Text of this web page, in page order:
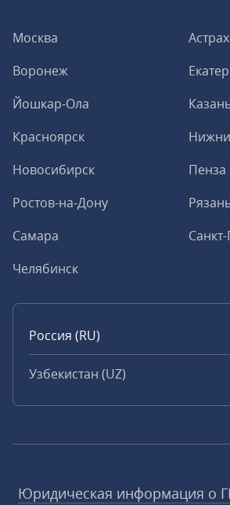
Москва
Воронеж
Йошкар-Ола
Красноярск
Новосибирск
Пенза
Ростов-на-Дону
Самара
Челябинск
Россия (RU)
Узбекистан (UZ)
Юридическая информация о